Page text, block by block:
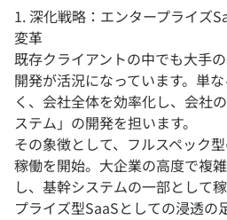
1. 深化戦略：エンタープライズ
変革
既存クライアントの中でも大手
開発が活況になっています。単
く、会社全体を効率化し、会社
ステム」の開発を担います。
その象徴として、フルスペック
稼働を開始。大企業の高度で複
し、基幹システムの一部として
プライズ型SaaSとしての浸透の